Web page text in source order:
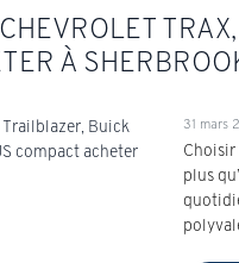
À
31 mars
Choisir
plus